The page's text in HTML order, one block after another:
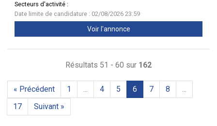
Secteurs d'activité :
Date limite de candidature : 02/08/2026 23:59
Voir l'annonce
Résultats 51 - 60 sur 162
« Précédent 1 ... 4 5 6 7 8
...
17
Suivant »